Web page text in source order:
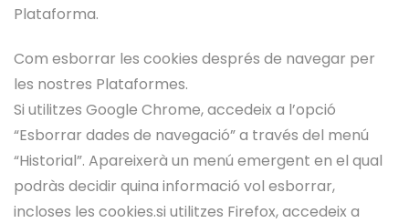
Plataforma.
Com esborrar les cookies després de navegar per
les nostres Plataformes.
Si utilitzes Google Chrome, accedeix a l’opció
“Esborrar dades de navegació” a través del menú
“Historial”. Apareixerà un menú emergent en el qual
podràs decidir quina informació vol esborrar,
incloses les cookies.si utilitzes Firefox, accedeix a